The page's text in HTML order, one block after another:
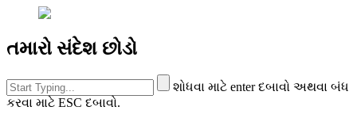
તમારો સંદેશ છોડો
શોધવા માટે enter દબાવો અથવા બંધ
કરવા માટે ESC દબાવો.